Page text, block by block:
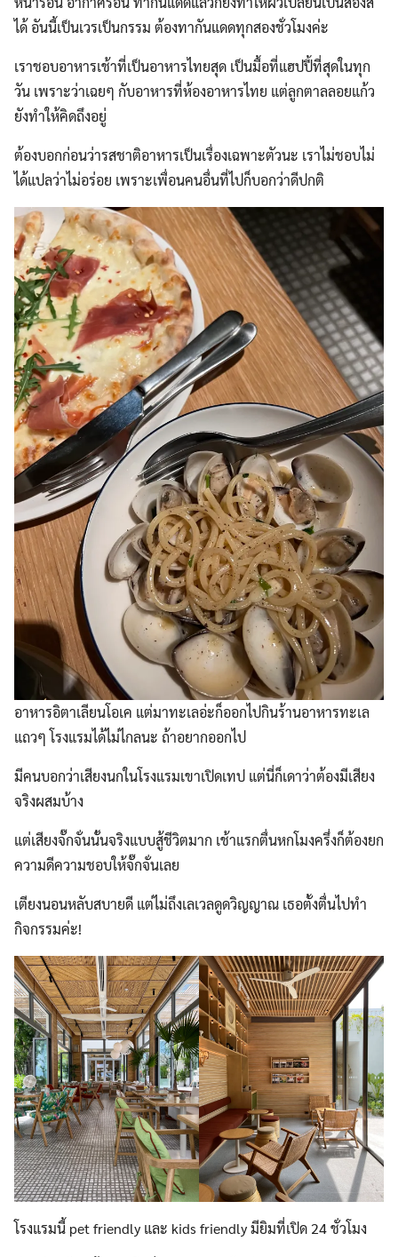
Search
for:
ได้ อันนี้เป็นเวรเป็นกรรม ต้องทากันแดดทุกสองชั่วโมงค่ะ
เราชอบอาหารเช้าที่เป็นอาหารไทยสุด เป็นมื้อที่แฮปปี้ที่สุดในทุก
วัน เพราะว่าเฉยๆ กับอาหารที่ห้องอาหารไทย แต่ลูกตาลลอยแก้ว
ยังทำให้คิดถึงอยู่
ต้องบอกก่อนว่ารสชาติอาหารเป็นเรื่องเฉพาะตัวนะ เราไม่ชอบไม่
ได้แปลว่าไม่อร่อย เพราะเพื่อนคนอื่นที่ไปก็บอกว่าดีปกติ
อาหารอิตาเลียนโอเค แต่มาทะเลอ่ะก็ออกไปกินร้านอาหารทะเล
แถวๆ โรงแรมได้ไม่ไกลนะ ถ้าอยากออกไป
มีคนบอกว่าเสียงนกในโรงแรมเขาเปิดเทป แต่นี่ก็เดาว่าต้องมีเสียง
จริงผสมบ้าง
แต่เสียงจั๊กจั่นนั้นจริงแบบสู้ชีวิตมาก เช้าแรกตื่นหกโมงครึ่งก็ต้องยก
ความดีความชอบให้จั๊กจั่นเลย
เตียงนอนหลับสบายดี แต่ไม่ถึงเลเวลดูดวิญญาณ เธอตั้งตื่นไปทำ
กิจกรรมค่ะ!
โรงแรมนี้ pet friendly และ kids friendly มียิมที่เปิด 24 ชั่วโมง